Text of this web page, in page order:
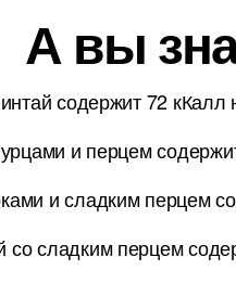
А вы
содержит 72 кКалл
и перцем
и сладким перцем
со сладким перцем